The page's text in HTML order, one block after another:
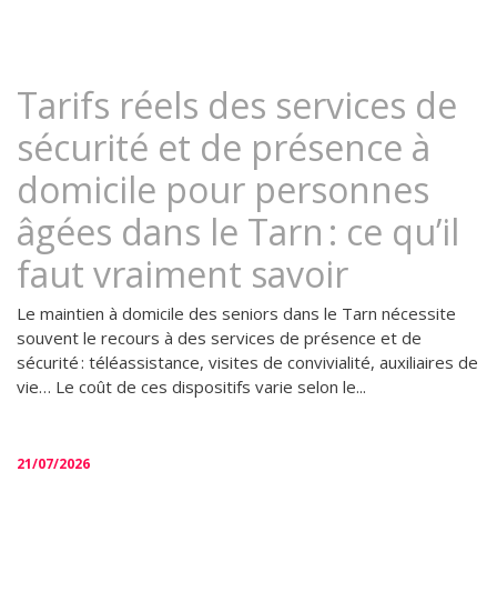
Tarifs réels des services de
sécurité et de présence à
domicile pour personnes
âgées dans le Tarn : ce qu’il
faut vraiment savoir
Le maintien à domicile des seniors dans le Tarn nécessite
souvent le recours à des services de présence et de
sécurité : téléassistance, visites de convivialité, auxiliaires de
vie… Le coût de ces dispositifs varie selon le...
21/07/2026